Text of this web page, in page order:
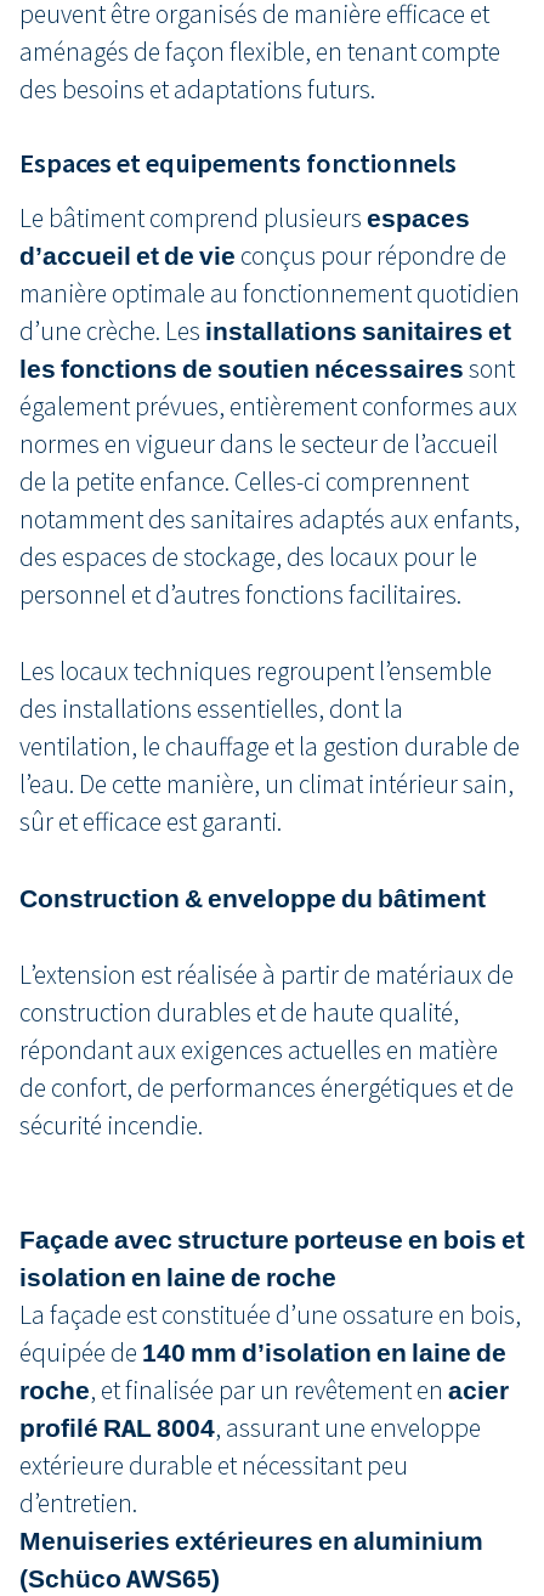
peuvent être organisés de manière efficace et
aménagés de façon flexible, en tenant compte
des besoins et adaptations futurs.
Espaces et equipements fonctionnels
Le bâtiment comprend plusieursespaces
d’accueil et de vie conçus pour répondre de
manière optimale au fonctionnement quotidien
d’une crèche. Les installations sanitaires et
les fonctions de soutien nécessairessont
également prévues, entièrement conformes aux
normes en vigueur dans le secteur de l’accueil
de la petite enfance. Celles-ci comprennent
notamment des sanitaires adaptés aux enfants,
des espaces de stockage, des locaux pour le
personnel et d’autres fonctions facilitaires.
Les locaux techniques regroupent l’ensemble
des installations essentielles, dont la
ventilation, le chauffage et la gestion durable de
l’eau. De cette manière, un climat intérieur sain,
sûr et efficace est garanti.
Construction & enveloppe du bâtiment
L’extension est réalisée à partir de matériaux de
construction durables et de haute qualité,
répondant aux exigences actuelles en matière
de confort, de performances énergétiques et de
sécurité incendie.
Façade avec structure porteuse en bois et
isolation en laine de roche
La façade est constituée d’une ossature en bois,
équipée de 140 mm d’isolation en laine de
roche, et finalisée par un revêtement en acier
profilé RAL 8004, assurant une enveloppe
extérieure durable et nécessitant peu
d’entretien.
Menuiseries extérieures en aluminium
(Schüco AWS65)